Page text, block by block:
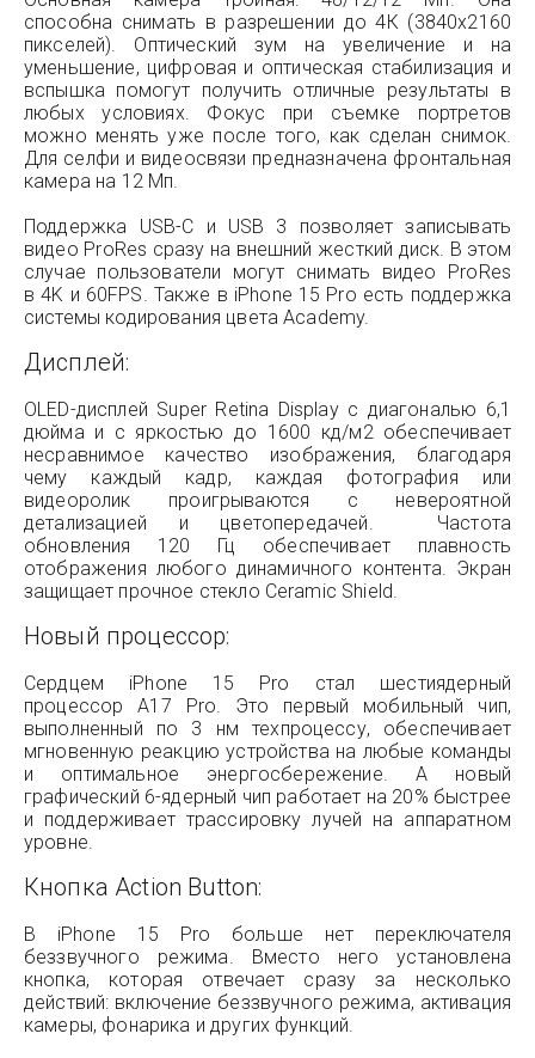
способна снимать в разрешении до 4К (3840x2160
пикселей). Оптический зум на увеличение и на
уменьшение, цифровая и оптическая стабилизация и
вспышка помогут получить отличные результаты в
любых условиях. Фокус при съемке портретов
можно менять уже после того, как сделан снимок.
Для селфи и видеосвязи предназначена фронтальная
камера на 12 Мп.
Поддержка USB-C и USB 3 позволяет записывать
видео ProRes сразу на внешний жесткий диск. В этом
случае пользователи могут снимать видео ProRes
в 4K и 60FPS. Также в iPhone 15 Pro есть поддержка
системы кодирования цвета Academy.
Дисплей:
OLED-дисплей Super Retina Display с диагональю 6,1
дюйма и с яркостью до 1600 кд/м2 обеспечивает
несравнимое качество изображения, благодаря
чему каждый кадр, каждая фотография или
видеоролик проигрываются с невероятной
детализацией и цветопередачей. Частота
обновления 120 Гц обеспечивает плавность
отображения любого динамичного контента. Экран
защищает прочное стекло Ceramic Shield.
Новый процессор:
Сердцем iPhone 15 Pro стал шестиядерный
процессор A17 Pro. Это первый мобильный чип,
выполненный по 3 нм техпроцессу, обеспечивает
мгновенную реакцию устройства на любые команды
и оптимальное энергосбережение. А новый
графический 6-ядерный чип работает на 20% быстрее
и поддерживает трассировку лучей на аппаратном
уровне.
Кнопка Action Button:
В iPhone 15 Pro больше нет переключателя
беззвучного режима. Вместо него установлена
кнопка, которая отвечает сразу за несколько
действий: включение беззвучного режима, активация
камеры, фонарика и других функций.